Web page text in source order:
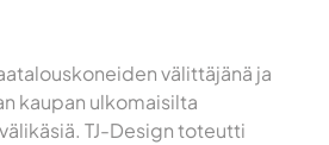
välittäjänä ja
kaupan ulkomaisilta
TJ-Design toteutti